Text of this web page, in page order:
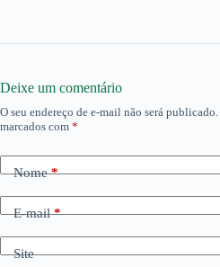
Deixe um comentário
O seu endereço de e-mail não será publicado.
marcados com *
Nome*
E-mail*
Site